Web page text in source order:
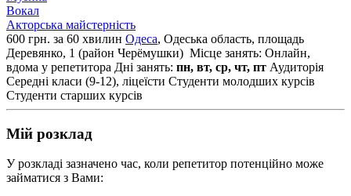
Вокал
Акторська майстерність
600 грн. за 60 хвилин Одеса, Одеська область, площадь
Деревянко, 1 (район Черёмушки) Місце занять: Онлайн,
вдома у репетитора Дні занять: пн, вт, ср, чт, пт Аудиторія
Середні класи (9-12), ліцеїсти Студенти молодших курсів
Студенти старших курсів
Мій розклад
У розкладі зазначено час, коли репетитор потенційно може
займатися з Вами: